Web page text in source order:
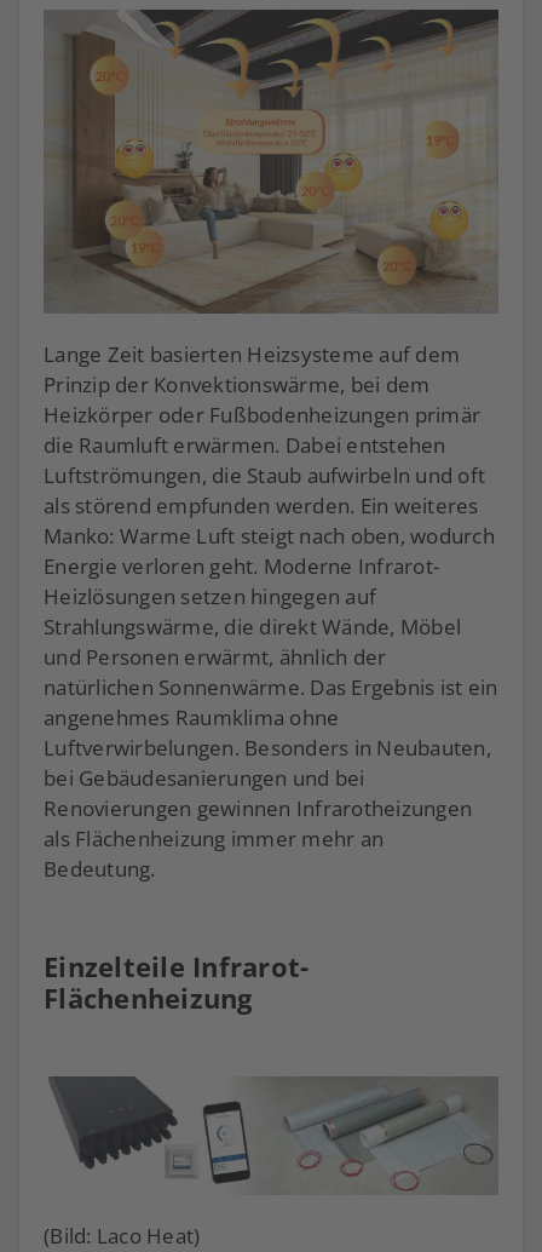
Lange Zeit basierten Heizsysteme auf dem
Prinzip der Konvektionswärme, bei dem
Heizkörper oder Fußbodenheizungen primär
die Raumluft erwärmen. Dabei entstehen
Luftströmungen, die Staub aufwirbeln und oft
als störend empfunden werden. Ein weiteres
Manko: Warme Luft steigt nach oben, wodurch
Energie verloren geht. Moderne Infrarot-
Heizlösungen setzen hingegen auf
Strahlungswärme, die direkt Wände, Möbel
und Personen erwärmt, ähnlich der
natürlichen Sonnenwärme. Das Ergebnis ist ein
angenehmes Raumklima ohne
Luftverwirbelungen. Besonders in Neubauten,
bei Gebäudesanierungen und bei
Renovierungen gewinnen Infrarotheizungen
als Flächenheizung immer mehr an
Bedeutung.
Einzelteile Infrarot-
Flächenheizung
(Bild: Laco Heat)